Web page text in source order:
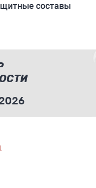
составы